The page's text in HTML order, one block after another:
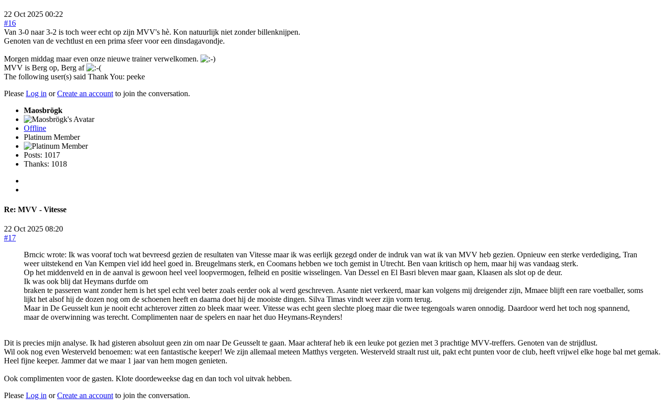
22 Oct 2025 00:22
#16
Van 3-0 naar 3-2 is toch weer echt op zijn MVV's hè. Kon natuurlijk niet zonder billenknijpen.
Genoten van de vechtlust en een prima sfeer voor een dinsdagavondje.
Morgen middag maar even onze nieuwe trainer verwelkomen.
MVV is Berg op, Berg af
The following user(s) said Thank You: peeke
Please Log in orCreate an account to join the conversation.
Maosbrögk
Offline
Platinum Member
Posts: 1017
Thanks: 1018
Re: MVV - Vitesse
22 Oct 2025 08:20
#17
Brncic wrote: Ik was vooraf toch wat bevreesd gezien de resultaten van Vitesse maar ik was eerlijk gezegd onder de indruk van wat ik van MVV heb gezien. Opnieuw een sterke verdediging, Tran
weer uitstekend en Van Kempen viel idd heel goed in. Breugelmans sterk, en Coomans hebben we toch gemist in Utrecht. Ben vaan kritisch op hem, maar hij was vandaag sterk.
Op het middenveld en in de aanval is gewoon heel veel loopvermogen, felheid en positie wisselingen. Van Dessel en El Basri bleven maar gaan, Klaasen als slot op de deur.
Ik was ook blij dat Heymans durfde om
braken te passeren want zonder hem is het spel echt veel beter zoals eerder ook al werd geschreven. Asante niet verkeerd, maar kan volgens mij dreigender zijn, Mmaee blijft een rare voetballer, soms
lijkt het alsof hij de dozen nog om de schoenen heeft en daarna doet hij de mooiste dingen. Silva Timas vindt weer zijn vorm terug.
Maar in De Geusselt kun je nooit echt achterover zitten zo bleek maar weer. Vitesse was echt geen slechte ploeg maar die twee tegengoals waren onnodig. Daardoor werd het toch nog spannend,
maar de overwinning was terecht. Complimenten naar de spelers en naar het duo Heymans-Reynders!
Dit is precies mijn analyse. Ik had gisteren absoluut geen zin om naar De Geusselt te gaan. Maar achteraf heb ik een leuke pot gezien met 3 prachtige MVV-treffers. Genoten van de strijdlust.
Wil ook nog even Westerveld benoemen: wat een fantastische keeper! We zijn allemaal meteen Matthys vergeten. Westerveld straalt rust uit, pakt echt punten voor de club, heeft vrijwel elke hoge bal met gemak.
Heel fijne keeper. Jammer dat we maar 1 jaar van hem mogen genieten.
Ook complimenten voor de gasten. Klote doordeweekse dag en dan toch vol uitvak hebben.
Please Log in orCreate an account to join the conversation.